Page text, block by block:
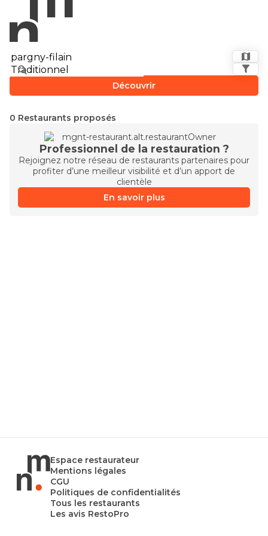
Découvrir
0 Restaurants proposés
Professionnel de la restauration ?
Rejoignez notre réseau de restaurants partenaires pour
profiter d’une meilleur visibilité et d’un apport de
clientèle
En savoir plus
Espace restaurateur
Mentions légales
CGU
Politiques de confidentialités
Tous les restaurants
Les avis RestoPro